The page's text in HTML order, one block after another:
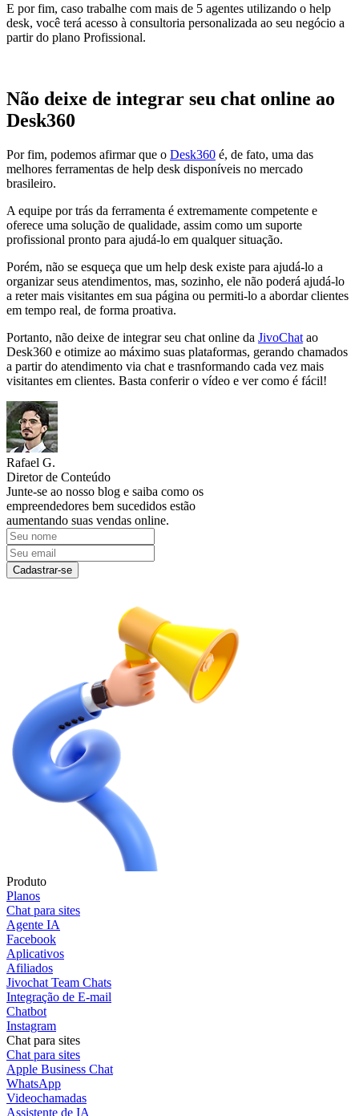
E por fim, caso trabalhe com mais de 5 agentes utilizando o help
desk, você terá acesso à consultoria personalizada ao seu negócio a
partir do plano Profissional.
Não deixe de integrar seu chat online ao
Desk360
Por fim, podemos afirmar que o Desk360 é, de fato, uma das
melhores ferramentas de help desk disponíveis no mercado
brasileiro.
A equipe por trás da ferramenta é extremamente competente e
oferece uma solução de qualidade, assim como um suporte
profissional pronto para ajudá-lo em qualquer situação.
Porém, não se esqueça que um help desk existe para ajudá-lo a
organizar seus atendimentos, mas, sozinho, ele não poderá ajudá-lo
a reter mais visitantes em sua página ou permiti-lo a abordar clientes
em tempo real, de forma proativa.
Portanto, não deixe de integrar seu chat online da JivoChat ao
Desk360 e otimize ao máximo suas plataformas, gerando chamados
a partir do atendimento via chat e trasnformando cada vez mais
visitantes em clientes. Basta conferir o vídeo e ver como é fácil!
Rafael G.
Diretor de Conteúdo
Junte-se ao nosso blog e saiba como os
empreendedores bem sucedidos estão
aumentando suas vendas online.
Cadastrar-se
Produto
Planos
Chat para sites
Agente IA
Facebook
Aplicativos
Afiliados
Jivochat Team Chats
Integração de E-mail
Chatbot
Instagram
Chat para sites
Chat para sites
Apple Business Chat
WhatsApp
Videochamadas
Assistente de IA